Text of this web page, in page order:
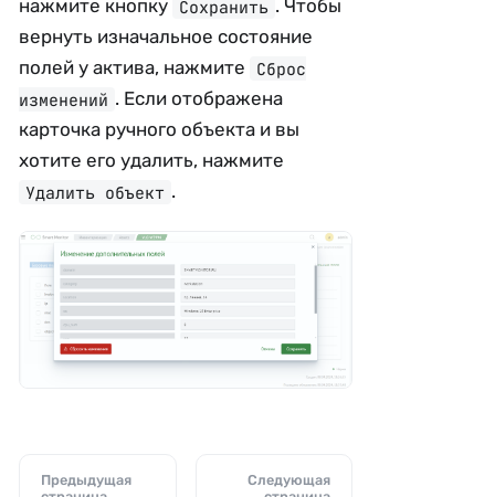
нажмите кнопку Сохранить . Чтобы
вернуть изначальное состояние
полей у актива, нажмите
Сброс
изменений . Если отображена
карточка ручного объекта и вы
хотите его удалить, нажмите
Удалить объект .
Предыдущая
Следующая